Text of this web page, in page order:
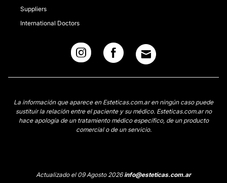
Suppliers
International Doctors
La información que aparece en Esteticas.com.ar en ningún caso puede
sustituir la relación entre el paciente y su médico. Esteticas.com.ar no
hace apología de un tratamiento médico específico, de un producto
comercial o de un servicio.
Actualizado el 09 Agosto 2026info@esteticas.com.ar